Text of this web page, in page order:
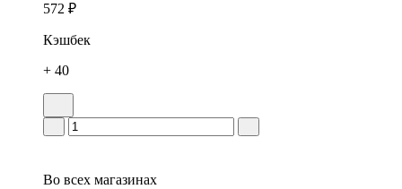
572 ₽
Кэшбек
+ 40
Во всех магазинах